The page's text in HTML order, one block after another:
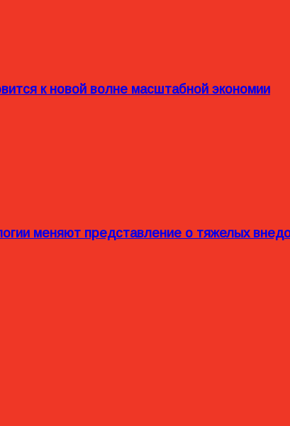
к новой волне масштабной экономии
меняют представление о тяжелых